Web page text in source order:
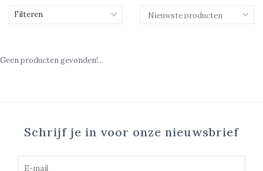
Filteren
Geen producten gevonden!...
Schrijf je in voor onze nieuwsbrief